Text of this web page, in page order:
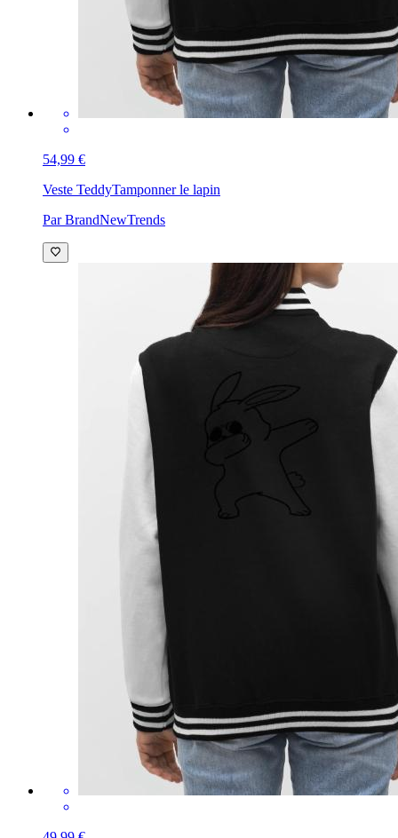
54,99 €
Veste TeddyTamponner le lapin
Par BrandNewTrends